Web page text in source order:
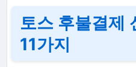
토스 후불결제
11가지